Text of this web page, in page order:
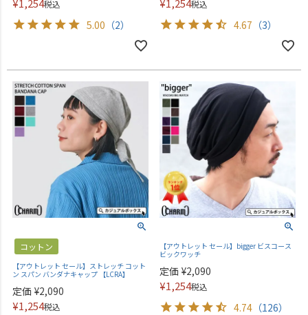
¥1,254税込
5.00 （2）
¥1,254税込
4.67 （3）
コットン
【アウトレット セール】ストレッチ コット
ン スパン バンダナキャップ 【LCRA】
定価 ¥2,090
¥1,254税込
【アウトレット セール】bigger ビスコース
ビックワッチ
定価 ¥2,090
¥1,254税込
4.74 （126）